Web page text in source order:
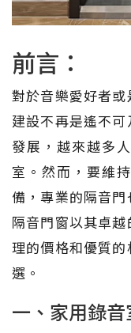
前言：
對於音樂愛好者
建設不再是遙不
發展，越來越多
室。然而，要維
備，專業的隔音
隔音門窗以其卓
理的價格和優質
選。
一、家用錄